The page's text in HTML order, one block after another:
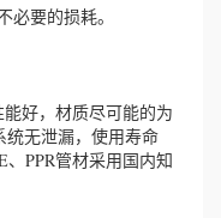
要的损耗。
好，材质尽可能的为
统无泄漏，使用寿命
PPR管材采用国内知